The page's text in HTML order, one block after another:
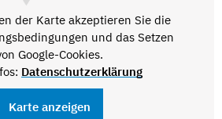
der Karte akzeptieren Sie die
und das Setzen
Google-Cookies.
Datenschutzerklärung
Karte anzeigen